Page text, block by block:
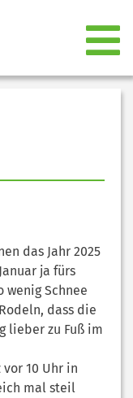
das Jahr 2025
ja fürs
wenig Schnee
dass die
lieber zu Fuß im
10 Uhr in
mal steil